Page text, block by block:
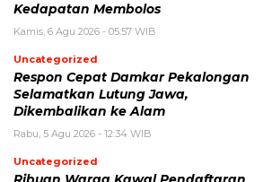
Kedapatan Membolos
Kamis, 6 Agu 2026 - 05:57 WIB
Uncategorized
Respon Cepat Damkar Pekalongan
Selamatkan Lutung Jawa,
Dikembalikan ke Alam
Rabu, 5 Agu 2026 - 12:34 WIB
Uncategorized